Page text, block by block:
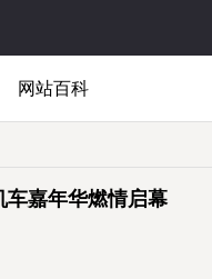
网站百科
车嘉年华燃情启幕